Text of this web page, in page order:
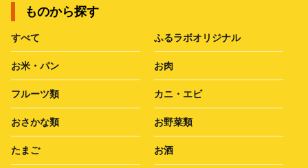
ものから探す
すべて ふるラボオリジナル
お米・パン お肉
フルーツ類 カニ・エビ
おさかな類 お野菜類
たまご お酒